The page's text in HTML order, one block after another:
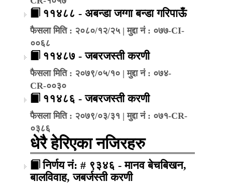
११४८८ - अबन्डा जग्गा बन्डा गरिपाऊँ
फैसला मिति : २०८०/१२/२५ | मुद्दा नं : ०७७-CI-
००६८
११४८७ - जबरजस्ती करणी
फैसला मिति : २०७९/०५/१० | मुद्दा नं : ०७४-
CR-००३०
११४८६ - जबरजस्ती करणी
फैसला मिति : २०७९/०३/३१ | मुद्दा नं : ०७१-CR-
०३८६
धेरै हेरिएका नजिरहरु
निर्णय नं: # ९३४६ - मानव बेचबिखन,
बालविवाह, जबर्जस्ती करणी